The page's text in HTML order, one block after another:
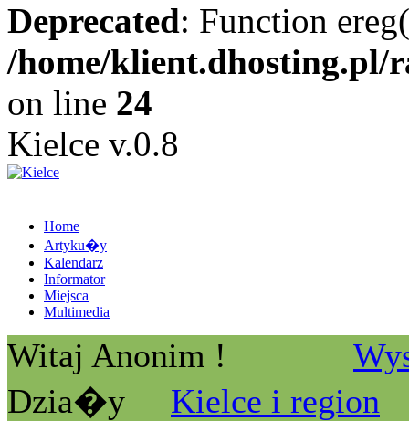
Deprecated: Function
/home/klient.dhosting.pl/
on line 24
Kielce v.0.8
Home
Artyku�y
Kalendarz
Informator
Miejsca
Multimedia
Witaj Anonim !
Dzia�y
Kielce i region